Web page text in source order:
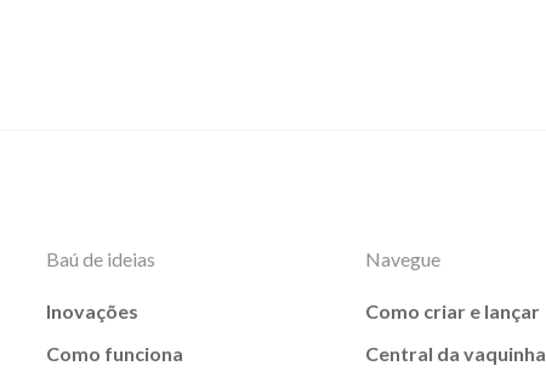
Baú de ideias
Inovações
Como funciona
Navegue
Como criar e lançar
Central da vaquinha